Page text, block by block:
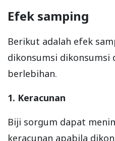
Efek samping
Berikut adalah efek
dikonsumsi dikonsumsi
berlebihan.
1. Keracunan
Biji sorgum dapat
keracunan apabila